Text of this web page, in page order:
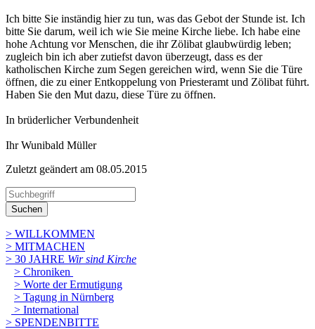
Ich bitte Sie inständig hier zu tun, was das Gebot der Stunde ist. Ich
bitte Sie darum, weil ich wie Sie meine Kirche liebe. Ich habe eine
hohe Achtung vor Menschen, die ihr Zölibat glaubwürdig leben;
zugleich bin ich aber zutiefst davon überzeugt, dass es der
katholischen Kirche zum Segen gereichen wird, wenn Sie die Türe
öffnen, die zu einer Entkoppelung von Priesteramt und Zölibat führt.
Haben Sie den Mut dazu, diese Türe zu öffnen.
In brüderlicher Verbundenheit
Ihr Wunibald Müller
Zuletzt geändert am 08­.05.2015
Suchen
> WILLKOMMEN
> MITMACHEN
> 30 JAHRE Wir sind Kirche
> Chroniken
> Worte der Ermutigung
> Tagung in Nürnberg
> International
> SPENDENBITTE